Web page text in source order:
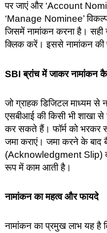
पर जाएं और ‘Account
‘Manage Nominee’
जिसमें नामांकन करना है। सही
क्लिक करें। इससे नामांकन की
SBI ब्रांच में जाकर नामांकन
जो ग्राहक डिजिटल माध्यम से
एसबीआई की किसी भी शाखा से
कर सकते हैं। फॉर्म को भरकर
जमा कराएं। जमा करने के बाद बैंक
(Acknowledgment Slip)
रूप में काम आती है।
नामांकन का महत्व और फायदे
नामांकन का प्रमुख लाभ यह